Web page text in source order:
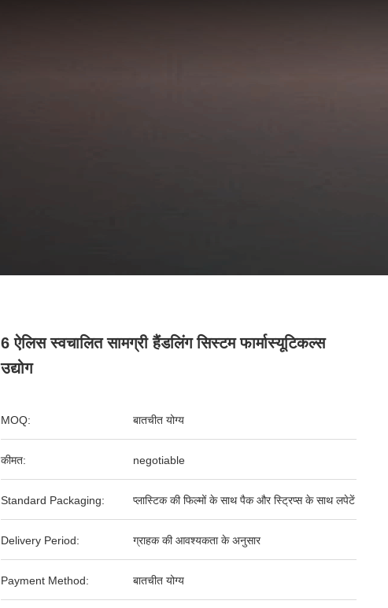
6 ऐलिस स्वचालित सामग्री हैंडलिंग सिस्टम फार्मास्यूटिकल्स
उद्योग
MOQ: बातचीत योग्य
कीमत: negotiable
Standard Packaging: प्लास्टिक की फिल्मों के साथ पैक और स्ट्रिप्स के साथ लपेटें
Delivery Period: ग्राहक की आवश्यकता के अनुसार
Payment Method: बातचीत योग्य